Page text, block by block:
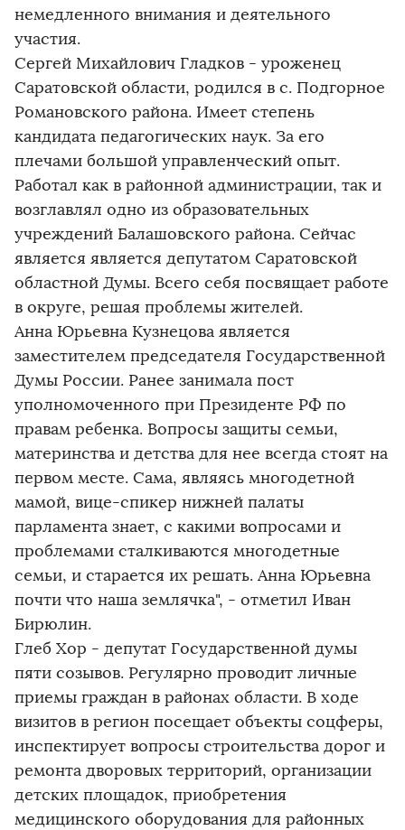
немедленного внимания и деятельного
участия.
Сергей Михайлович Гладков - уроженец
Саратовской области, родился в с. Подгорное
Романовского района. Имеет степень
кандидата педагогических наук. За его
плечами большой управленческий опыт.
Работал как в районной администрации, так и
возглавлял одно из образовательных
учреждений Балашовского района. Сейчас
является является депутатом Саратовской
областной Думы. Всего себя посвящает работе
в округе, решая проблемы жителей.
Анна Юрьевна Кузнецова является
заместителем председателя Государственной
Думы России. Ранее занимала пост
уполномоченного при Президенте РФ по
правам ребенка. Вопросы защиты семьи,
материнства и детства для нее всегда стоят на
первом месте. Сама, являясь многодетной
мамой, вице-спикер нижней палаты
парламента знает, с какими вопросами и
проблемами сталкиваются многодетные
семьи, и старается их решать. Анна Юрьевна
почти что наша землячка", - отметил Иван
Бирюлин.
Глеб Хор - депутат Государственной думы
пяти созывов. Регулярно проводит личные
приемы граждан в районах области. В ходе
визитов в регион посещает объекты соцферы,
инспектирует вопросы строительства дорог и
ремонта дворовых территорий, организации
детских площадок, приобретения
медицинского оборудования для районных